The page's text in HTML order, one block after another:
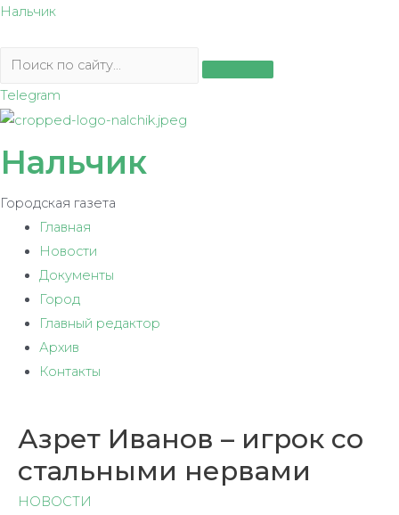
Перейти
содержимому
Нальчик
Telegram
Нальчик
Городская газета
Главная
Новости
Документы
Город
Главный редактор
Архив
Контакты
Азрет Иванов – игрок со
стальными нервами
НОВОСТИ